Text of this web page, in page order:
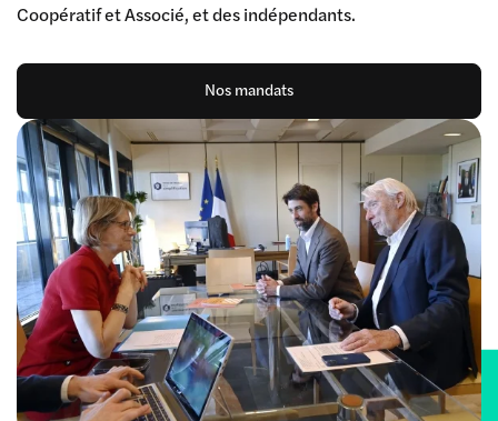
Coopératif et Associé, et des indépendants.
Nos mandats